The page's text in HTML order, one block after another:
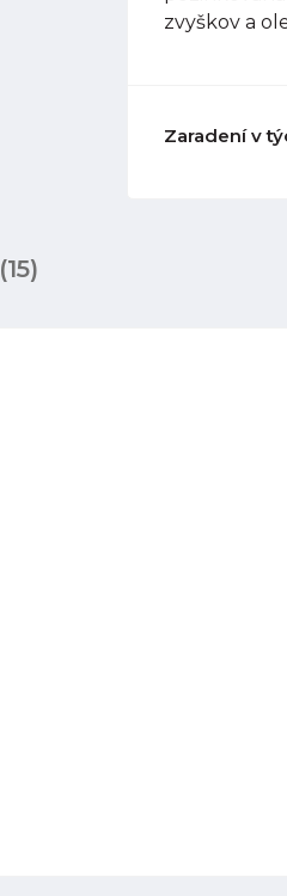
zvyškov a
Zaradení v
(15)